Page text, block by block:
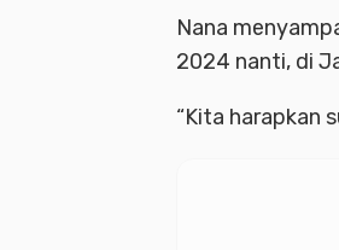
Nana
2024 nanti, di
“Kita harapkan